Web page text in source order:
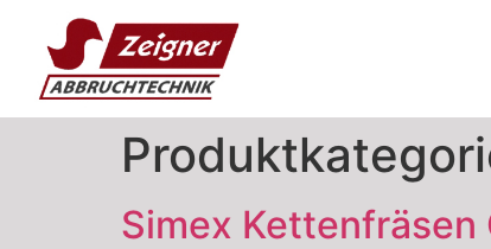
Simex Kettenfräsen